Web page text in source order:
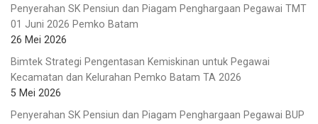
Penyerahan SK Pensiun dan Piagam Penghargaan Pegawai TMT
01 Juni 2026 Pemko Batam
26 Mei 2026
Bimtek Strategi Pengentasan Kemiskinan untuk Pegawai
Kecamatan dan Kelurahan Pemko Batam TA 2026
5 Mei 2026
Penyerahan SK Pensiun dan Piagam Penghargaan Pegawai BUP